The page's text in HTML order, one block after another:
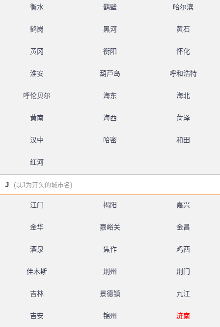
衡水 鹤壁 哈尔滨
鹤岗 黑河 黄石
黄冈 衡阳 怀化
淮安 葫芦岛 呼和浩特
呼伦贝尔 海东 海北
黄南 海西 菏泽
汉中 哈密 和田
红河
J (以J为开头的城市名)
江门 揭阳 嘉兴
金华 嘉峪关 金昌
酒泉 焦作 鸡西
佳木斯 荆州 荆门
吉林 景德镇 九江
吉安 锦州 济南